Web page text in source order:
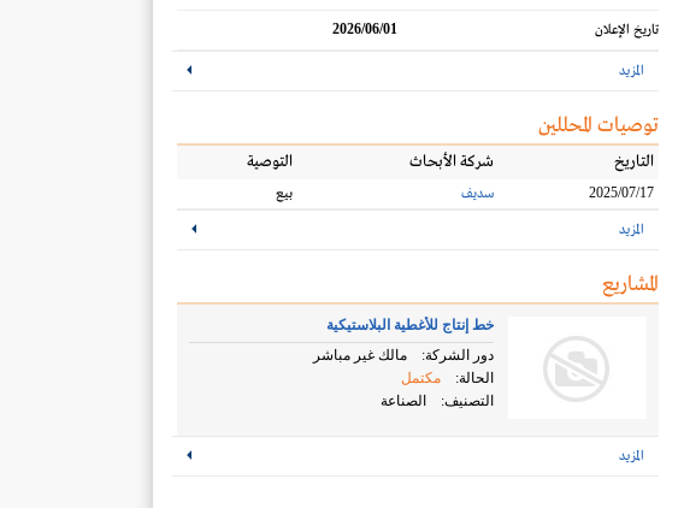
تاريخ الإعلان 2026/06/01
المزيد
توصيات المحللين
التاريخ شركة الأبحاث التوصية
2025/07/17 سديف بيع
المزيد
المشاريع
خط إنتاج للأغطية البلاستيكية
دور الشركة:
مالك غير مباشر
الحالة:
مكتمل
التصنيف:
الصناعة
المزيد